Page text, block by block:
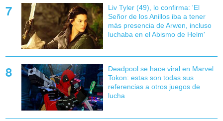
Liv Tyler (49), lo confirma: 'El
Señor de los Anillos iba a tener
más presencia de Arwen, incluso
luchaba en el Abismo de Helm'
Deadpool se hace viral en Marvel
Tokon: estas son todas sus
referencias a otros juegos de
lucha